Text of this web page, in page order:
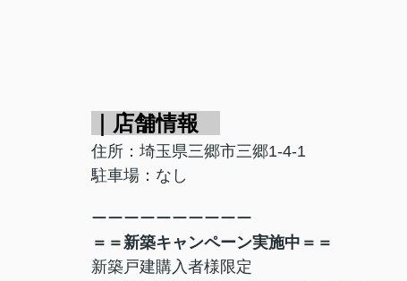
｜店舗情報
住所：埼玉県三郷市三郷1-4-1
駐車場：なし
ーーーーーーーーーー
＝＝新築キャンペーン実施中＝＝
新築戸建購入者様限定